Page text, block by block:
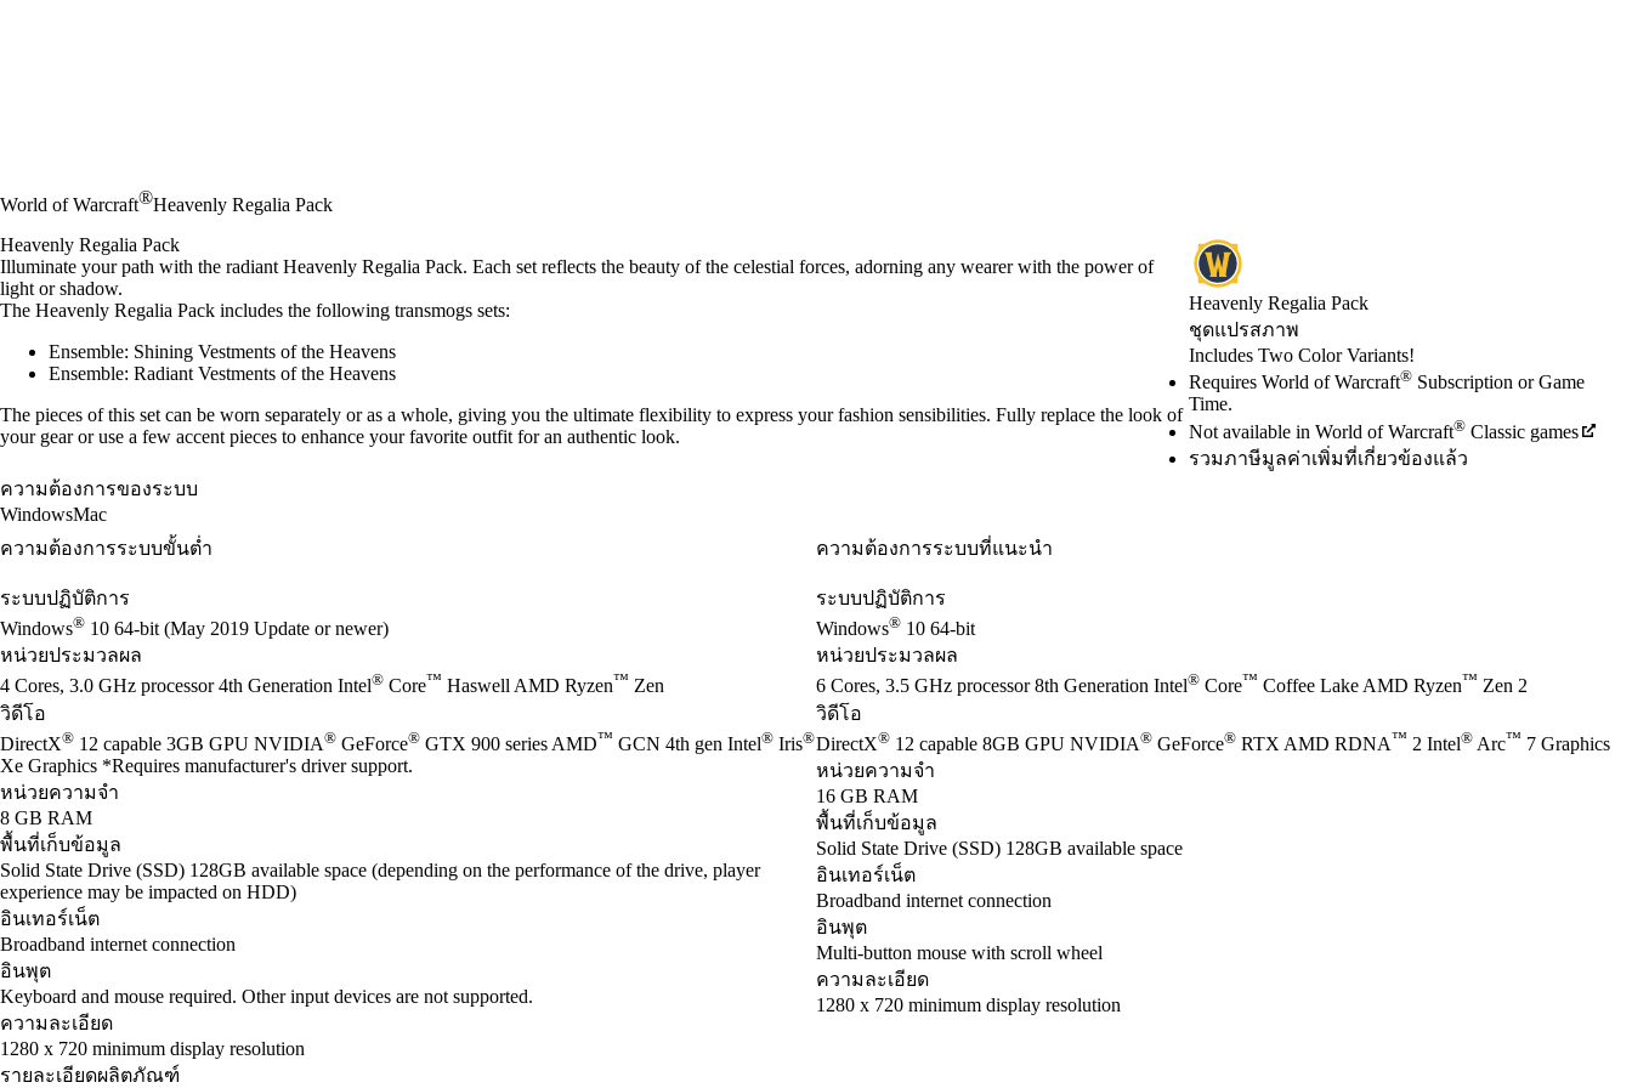
World of Warcraft®Heavenly Regalia Pack
Heavenly Regalia Pack
ชุดแปรสภาพ
Product Notification
Includes Two Color Variants!
ราคา
Available actions
Requires World of Warcraft® Subscription or Game
Time.
Not available in World of Warcraft® Classic games
รวมภาษีมูลค่าเพิ่มที่เกี่ยวข้องแล้ว
Heavenly Regalia Pack
Illuminate your path with the radiant Heavenly Regalia Pack. Each set reflects the beauty of the celestial forces, adorning any wearer with the power of
light or shadow.
The Heavenly Regalia Pack includes the following transmogs sets:
Ensemble: Shining Vestments of the Heavens
Ensemble: Radiant Vestments of the Heavens
The pieces of this set can be worn separately or as a whole, giving you the ultimate flexibility to express your fashion sensibilities. Fully replace the look of
your gear or use a few accent pieces to enhance your favorite outfit for an authentic look.
ความต้องการของระบบ
WindowsMac
ความต้องการระบบขั้นต่ำ
ระบบปฏิบัติการ
Windows® 10 64-bit (May 2019 Update or newer)
หน่วยประมวลผล
4 Cores, 3.0 GHz processor 4th Generation Intel® Core™ Haswell AMD Ryzen™ Zen
วิดีโอ
DirectX® 12 capable 3GB GPU NVIDIA® GeForce® GTX 900 series AMD™ GCN 4th gen Intel® Iris®
Xe Graphics *Requires manufacturer's driver support.
หน่วยความจำ
8 GB RAM
พื้นที่เก็บข้อมูล
Solid State Drive (SSD) 128GB available space (depending on the performance of the drive, player
experience may be impacted on HDD)
อินเทอร์เน็ต
Broadband internet connection
อินพุต
Keyboard and mouse required. Other input devices are not supported.
ความละเอียด
1280 x 720 minimum display resolution
ความต้องการระบบที่แนะนำ
ระบบปฏิบัติการ
Windows® 10 64-bit
หน่วยประมวลผล
6 Cores, 3.5 GHz processor 8th Generation Intel® Core™ Coffee Lake AMD Ryzen™ Zen 2
วิดีโอ
DirectX® 12 capable 8GB GPU NVIDIA® GeForce® RTX AMD RDNA™ 2 Intel® Arc™ 7 Graphics
หน่วยความจำ
16 GB RAM
พื้นที่เก็บข้อมูล
Solid State Drive (SSD) 128GB available space
อินเทอร์เน็ต
Broadband internet connection
อินพุต
Multi-button mouse with scroll wheel
ความละเอียด
1280 x 720 minimum display resolution
รายละเอียดผลิตภัณฑ์